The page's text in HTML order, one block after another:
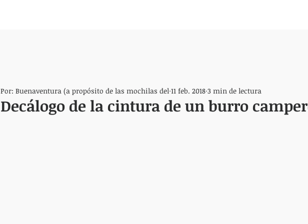
Decálogo de la cintura de un burro
Por: Buenaventura (a propósito de las mochilas del 11 feb. 2018 3 min de lectura